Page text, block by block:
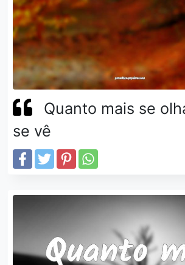
Quanto mais se
se vê